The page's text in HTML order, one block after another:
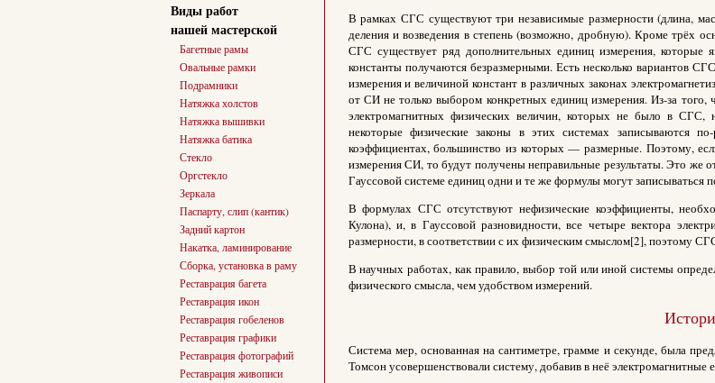
Виды работ
нашей мастерской
Багетные рамы
Овальные рамки
Подрамники
Натяжка холстов
Натяжка вышивки
Натяжка батика
Стекло
Оргстекло
Зеркала
Паспарту, слип (кантик)
Задний картон
Накатка, ламинирование
Сборка, установка в раму
Реставрация багета
Реставрация икон
Реставрация гобеленов
Реставрация графики
Реставрация фотографий
Реставрация живописи
В рамках СГС существуют три независимые размерности (длина,
деления и возведения в степень (возможно, дробную). Кроме трёх
СГС существует ряд дополнительных единиц измерения, которые
константы получаются безразмерными. Есть несколько вариантов
измерения и величиной констант в различных законах
от СИ не только выбором конкретных единиц измерения. Из-за
электромагнитных физических величин, которых не было в СГС,
некоторые физические законы в этих системах записываются
коэффициентах, большинство из которых — размерные. Поэтому,
измерения СИ, то будут получены неправильные результаты. Это
Гауссовой системе единиц одни и те же формулы могут записываться
В формулах СГС отсутствуют нефизические коэффициенты,
Кулона), и, в Гауссовой разновидности, все четыре вектора
размерности, в соответствии с их физическим смыслом[2], поэтому
В научных работах, как правило, выбор той или иной системы
физического смысла, чем удобством измерений.
Система мер, основанная на сантиметре, грамме и секунде, была
Томсон усовершенствовали систему, добавив в неё электромагнитные